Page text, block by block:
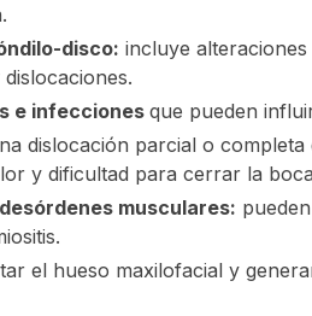
disco: incluye
e infeccionesque pueden
dislocación parcial o completa
y dificultad para cerrar la
musculares:
el hueso maxilofacial y